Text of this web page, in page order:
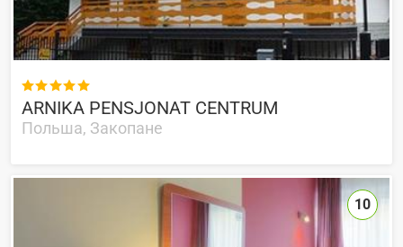

ARNIKA PENSJONAT CENTRUM
Польша, Закопане
10